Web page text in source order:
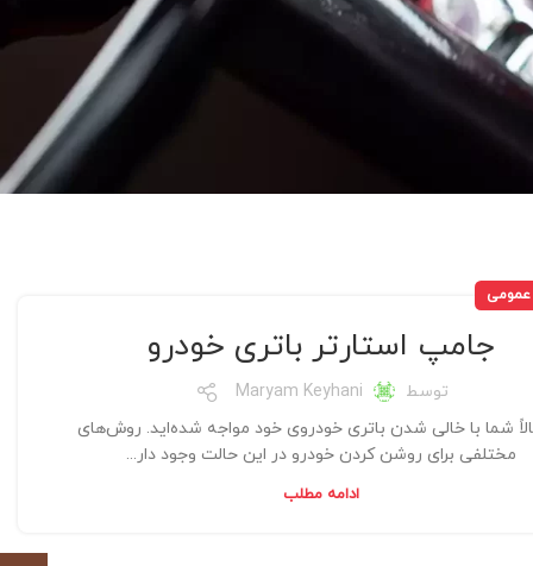
عمومی
جامپ استارتر باتری خودرو
توسط
Maryam Keyhani
شما با خالی شدن باتری خودروی خود مواجه شده‌اید. روش‌های
مختلفی برای روشن کردن خودرو در این حالت وجود دار...
ادامه مطلب